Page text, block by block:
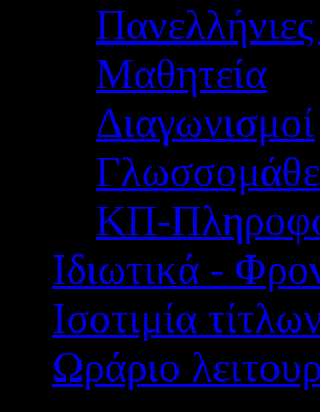
Πανελλήνιες
Μαθητεία
Διαγωνισμοί
ΚΠ-
Ιδιωτικά -
Ισοτιμία
Ωράριο